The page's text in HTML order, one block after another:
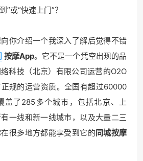
”或“快速上门”？
你介绍一个我深入了解后觉得不错
按摩App。它不是一个凭空出现的品
科技（北京）有限公司运营的O2O
正规的运营资质。全国有超过60000
盖了285多个城市，包括北京、上
一线和新一线城市，以及大量二三
很多地方都能享受到它的同城按摩